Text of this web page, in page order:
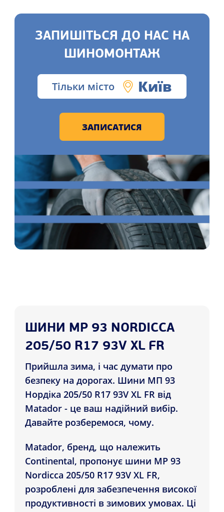
ЗАПИШІТЬСЯ ДО НАС НА
ШИНОМОНТАЖ
Тільки місто Київ
ЗАПИСАТИСЯ
ШИНИ MP 93 NORDICCA
205/50 R17 93V XL FR
Прийшла зима, і час думати про
безпеку на дорогах. Шини МП 93
Нордіка 205/50 R17 93V XL FR від
Matador - це ваш надійний вибір.
Давайте розберемося, чому.
Matador, бренд, що належить
Continental, пропонує шини MP 93
Nordicca 205/50 R17 93V XL FR,
розроблені для забезпечення високої
продуктивності в зимових умовах. Ці